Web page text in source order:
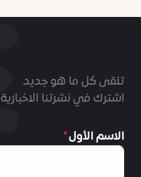
تلقى كل ما هو جديد
اشترك في نشرتنا الاخبارية
الاسم الأول